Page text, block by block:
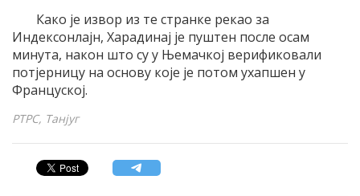
Како је извор из те странке рекао за
Индексонлајн, Харадинај је пуштен после осам
минута, након што су у Њемачкој верификовали
потјерницу на основу које је потом ухапшен у
Француској.
РТРС, Танјуг